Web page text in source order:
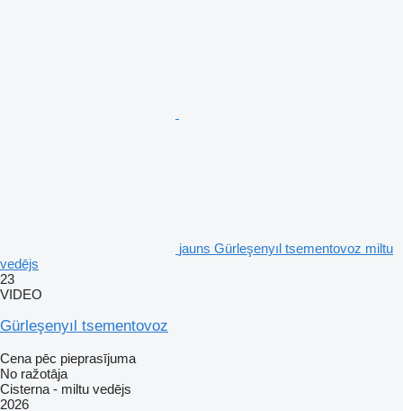
jauns Gürleşenyıl tsementovoz miltu
vedējs
23
VIDEO
Gürleşenyıl tsementovoz
Cena pēc pieprasījuma
No ražotāja
Cisterna - miltu vedējs
2026